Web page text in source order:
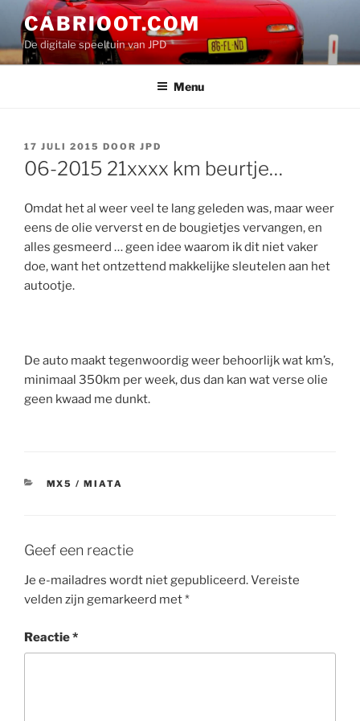
naar
de
inhoud
CABRIOOT.COM
De digitale speeltuin van JPD
Menu
GEPLAATST
OP
17 JULI 2015 DOOR JPD
06-2015 21xxxx km beurtje…
Omdat het al weer veel te lang geleden was, maar weer
eens de olie ververst en de bougietjes vervangen, en
alles gesmeerd … geen idee waarom ik dit niet vaker
doe, want het ontzettend makkelijke sleutelen aan het
autootje.
De auto maakt tegenwoordig weer behoorlijk wat km’s,
minimaal 350km per week, dus dan kan wat verse olie
geen kwaad me dunkt.
CATEGORIEËN
MX5 / MIATA
Geef een reactie
Je e-mailadres wordt niet gepubliceerd.Vereiste
velden zijn gemarkeerd met*
Reactie*